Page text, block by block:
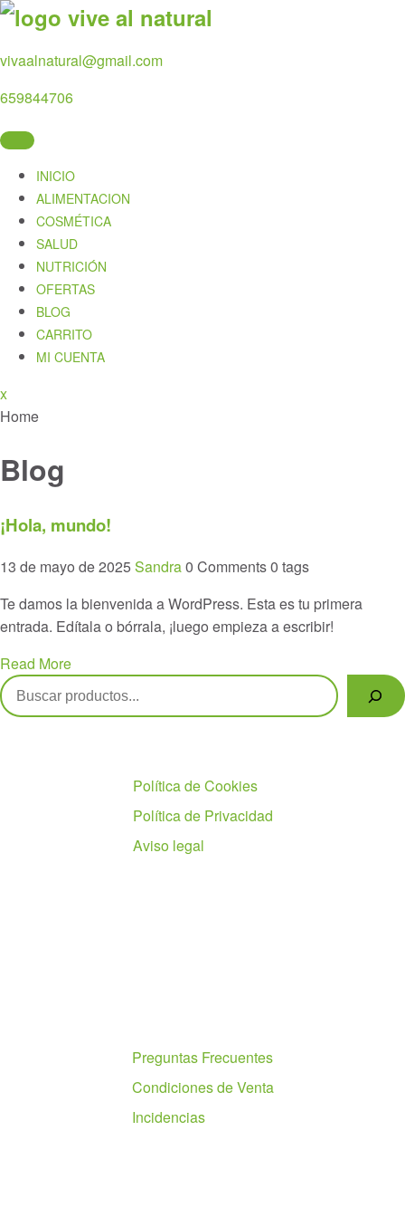
Skip
content
vivaalnatural@gmail.com
659844706
INICIO
ALIMENTACION
COSMÉTICA
SALUD
NUTRICIÓN
OFERTAS
BLOG
CARRITO
MI CUENTA
xClose
Menu
Home
Blog
¡Hola, mundo!
13 de mayo de 2025Sandra0 Comments0 tags
Te damos la bienvenida a WordPress. Esta es tu primera
entrada. Edítala o bórrala, ¡luego empieza a escribir!
Read More
Buscar
Política de Cookies
Política de Privacidad
Aviso legal
Preguntas Frecuentes
Condiciones de Venta
Incidencias